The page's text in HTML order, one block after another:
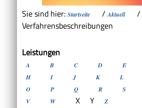
Sie sind hier: Startseite /Aktuell /
Verfahrensbeschreibungen
Leistungen
A B C D E
H
I J K L
O
P Q R S
V
W X Y Z